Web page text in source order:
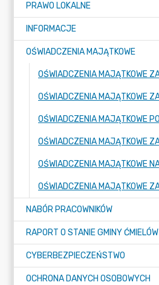
PRAWO LOKALNE
INFORMACJE
OŚWIADCZENIA MAJĄTKOWE
NABÓR PRACOWNIKÓW
RAPORT O STANIE GMINY ĆMIELÓW
CYBERBEZPIECZEŃSTWO
OCHRONA DANYCH OSOBOWYCH